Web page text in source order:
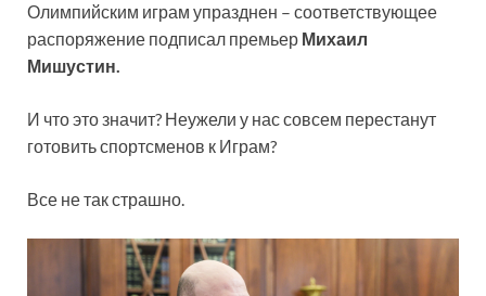
Олимпийским играм упразднен – соответствующее
распоряжение подписал премьер Михаил
Мишустин.
И что это значит? Неужели у нас совсем перестанут
готовить спортсменов к Играм?
Все не так страшно.